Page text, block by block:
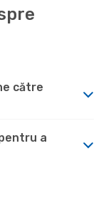
către
a